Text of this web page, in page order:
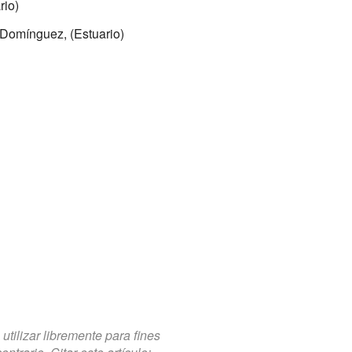
(Estuario)
libremente para fines